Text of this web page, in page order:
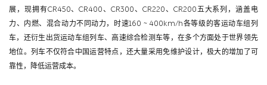
展，现拥有CR450、CR400、CR300、CR220、CR200五大系列，涵盖电
力、内燃、混合动力不同动力，时速160 ~ 400km/h各等级的客运动车组列
车，还衍生出货运动车组列车、高速综合检测车等，在多个方面处于世界领先
地位。列车不仅符合中国运营特点，还大量采用免维护设计，极大的增加了可
靠性，降低运营成本。